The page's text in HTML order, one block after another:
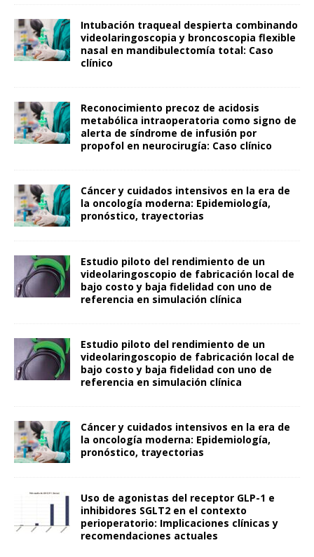
Intubación traqueal despierta combinando
videolaringoscopia y broncoscopia flexible
nasal en mandibulectomía total: Caso
clínico
Reconocimiento precoz de acidosis
metabólica intraoperatoria como signo de
alerta de síndrome de infusión por
propofol en neurocirugía: Caso clínico
Cáncer y cuidados intensivos en la era de
la oncología moderna: Epidemiología,
pronóstico, trayectorias
Estudio piloto del rendimiento de un
videolaringoscopio de fabricación local de
bajo costo y baja fidelidad con uno de
referencia en simulación clínica
Estudio piloto del rendimiento de un
videolaringoscopio de fabricación local de
bajo costo y baja fidelidad con uno de
referencia en simulación clínica
Cáncer y cuidados intensivos en la era de
la oncología moderna: Epidemiología,
pronóstico, trayectorias
Uso de agonistas del receptor GLP-1 e
inhibidores SGLT2 en el contexto
perioperatorio: Implicaciones clínicas y
recomendaciones actuales